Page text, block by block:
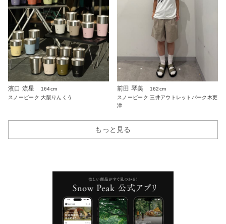
濱口 流星
164cm
スノーピーク 大阪りんくう
前田 琴美
162cm
スノーピーク 三井アウトレットパーク木更
津
もっと見る